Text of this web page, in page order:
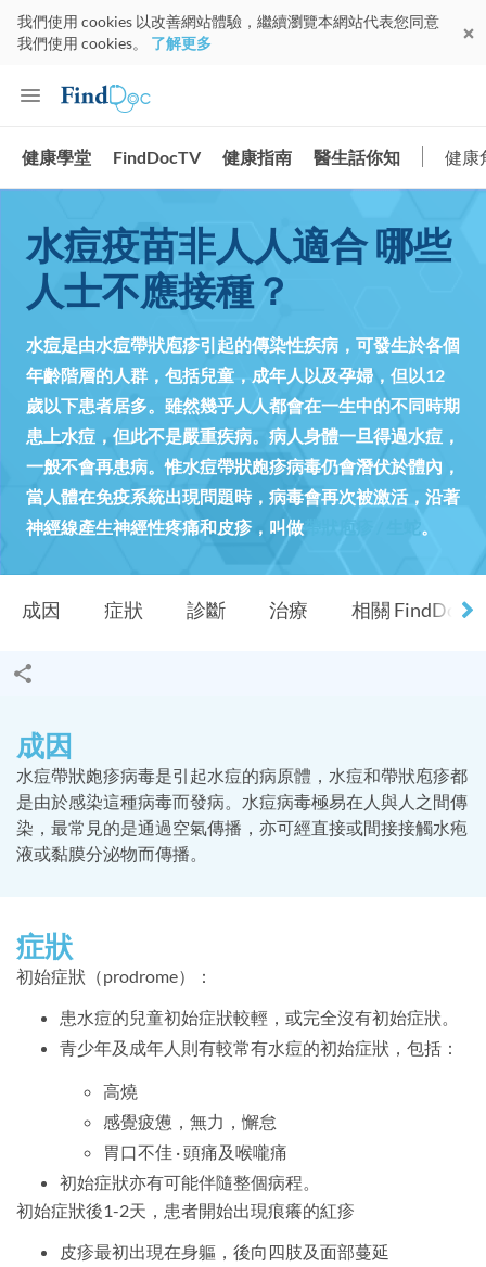
我們使用 cookies 以改善網站體驗，繼續瀏覽本網站代表您同意
我們使用 cookies。 了解更多
健康學堂 FindDocTV 健康指南 醫生話你知 健康
水痘疫苗非人人適合 哪些
人士不應接種？
水痘是由水痘帶狀庖疹引起的傳染性疾病，可發生於各個
年齡階層的人群，包括兒童，成年人以及孕婦，但以12
歲以下患者居多。雖然幾乎人人都會在一生中的不同時期
患上水痘，但此不是嚴重疾病。病人身體一旦得過水痘，
一般不會再患病。惟水痘帶狀皰疹病毒仍會潛伏於體內，
當人體在免疫系統出現問題時，病毒會再次被激活，沿著
神經線產生神經性疼痛和皮疹，叫做 帶狀庖疹 / 生蛇 。
成因 症狀 診斷 治療 相關
成因
水痘帶狀皰疹病毒是引起水痘的病原體，水痘和帶狀庖疹都
是由於感染這種病毒而發病。水痘病毒極易在人與人之間傳
染，最常見的是通過空氣傳播，亦可經直接或間接接觸水疱
液或黏膜分泌物而傳播。
症狀
初始症狀（prodrome）：
患水痘的兒童初始症狀較輕，或完全沒有初始症狀。
青少年及成年人則有較常有水痘的初始症狀，包括：
高燒
感覺疲憊，無力，懈怠
胃口不佳 · 頭痛及喉嚨痛
初始症狀亦有可能伴隨整個病程。
初始症狀後1-2天，患者開始出現痕癢的紅疹
皮疹最初出現在身軀，後向四肢及面部蔓延